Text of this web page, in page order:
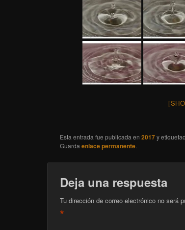
Esta entrada fue publicada en 2017y
Guardaenlace permanente.
Deja una respuesta
Tu dirección de correo electrónico no será
*